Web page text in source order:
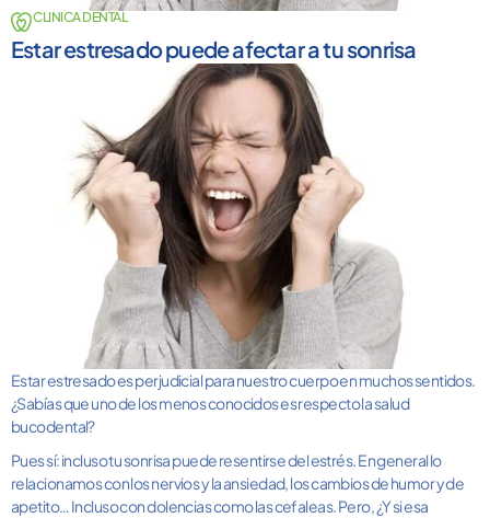
CLINICA DENTAL
Estar estresado puede afectar a tu sonrisa
Estar estresado es perjudicial para nuestro cuerpo en muchos sentidos.
¿Sabías que uno de los menos conocidos es respecto la salud
bucodental?
Pues sí: incluso tu sonrisa puede resentirse del estrés. En general lo
relacionamos con los nervios y la ansiedad, los cambios de humor y de
apetito… Incluso con dolencias como las cefaleas. Pero, ¿Y si esa